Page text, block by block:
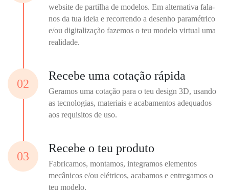
website de partilha de modelos. Em alternativa fala-
nos da tua ideia e recorrendo a desenho paramétrico
e/ou digitalização fazemos o teu modelo virtual uma
realidade.
02
Recebe uma cotação rápida
Geramos uma cotação para o teu design 3D, usando
as tecnologias, materiais e acabamentos adequados
aos requisitos de uso.
03
Recebe o teu produto
Fabricamos, montamos, integramos elementos
mecânicos e/ou elétricos, acabamos e entregamos o
teu modelo.